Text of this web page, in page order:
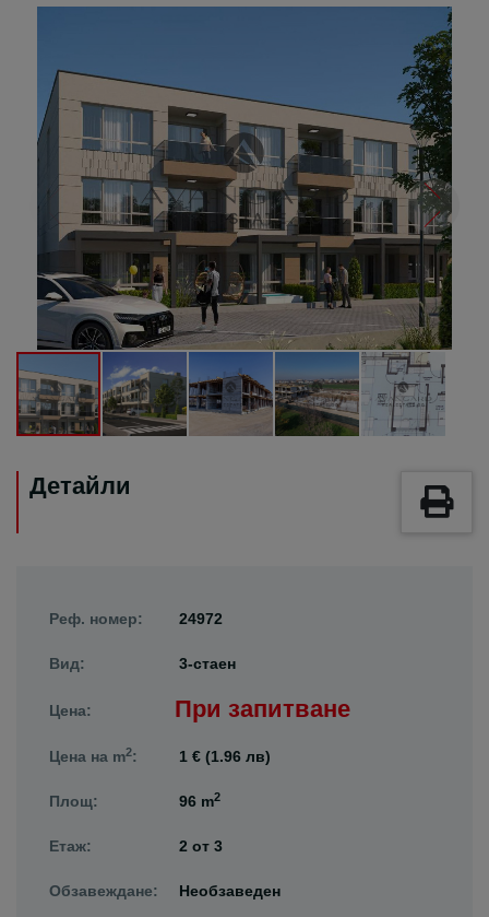
Детайли
Реф. номер: 24972
Вид: 3-стаен
Цена: При запитване
Цена на m2: 1 € (1.96 лв)
Площ: 96 m2
Етаж: 2 от 3
Обзавеждане: Необзаведен